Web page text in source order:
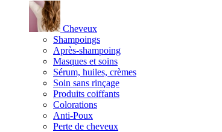
Cheveux
Shampoings
Après-shampoing
Masques et soins
Sérum, huiles, crèmes
Soin sans rinçage
Produits coiffants
Colorations
Anti-Poux
Perte de cheveux